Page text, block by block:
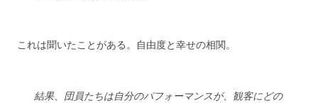
これは聞いたことがある。自由度と幸せの相関。
結果、団員たちは自分のパフォーマンスが、観客にどの